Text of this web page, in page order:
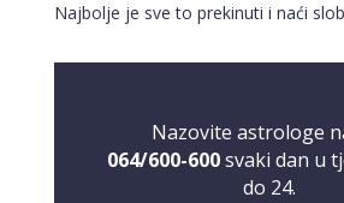
Najbolje je sve to prekinuti i naći
Nazovite astrologe
064/600-600svaki dan u
do 24.